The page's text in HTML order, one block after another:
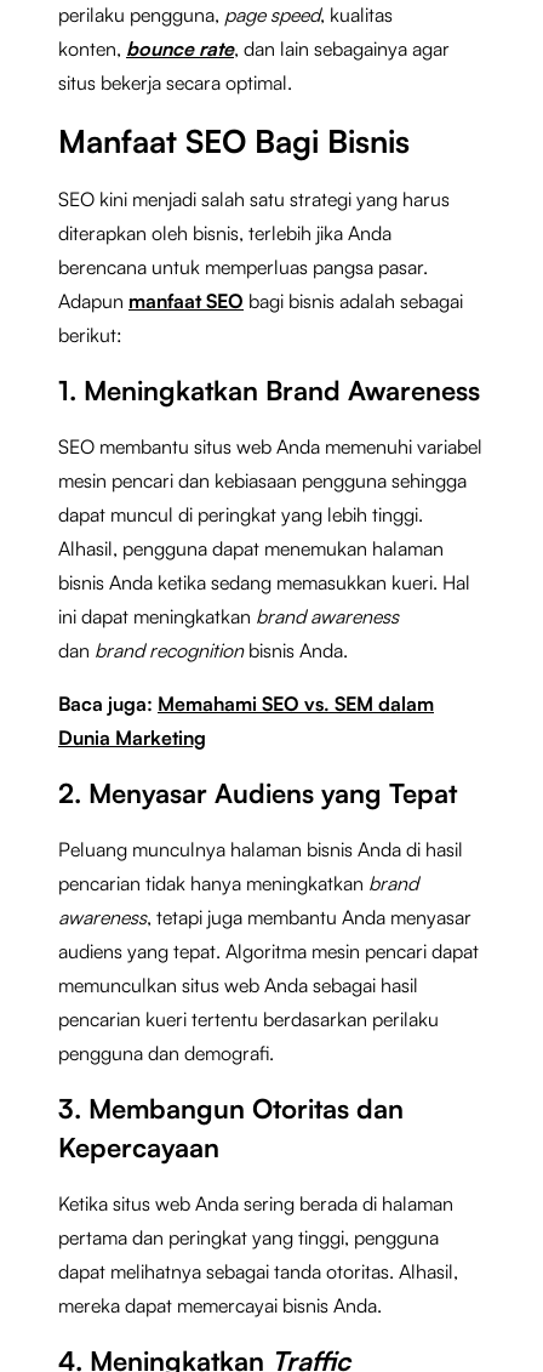
perilaku pengguna, page speed, kualitas
konten, bounce rate, dan lain sebagainya agar
situs bekerja secara optimal.
Manfaat SEO Bagi Bisnis
SEO kini menjadi salah satu strategi yang harus
diterapkan oleh bisnis, terlebih jika Anda
berencana untuk memperluas pangsa pasar.
Adapun manfaat SEO bagi bisnis adalah sebagai
berikut:
1. Meningkatkan Brand Awareness
SEO membantu situs web Anda memenuhi variabel
mesin pencari dan kebiasaan pengguna sehingga
dapat muncul di peringkat yang lebih tinggi.
Alhasil, pengguna dapat menemukan halaman
bisnis Anda ketika sedang memasukkan kueri. Hal
ini dapat meningkatkan brand awareness
dan brand recognitionbisnis Anda.
Baca juga: Memahami SEO vs. SEM dalam
Dunia Marketing
2. Menyasar Audiens yang Tepat
Peluang munculnya halaman bisnis Anda di hasil
pencarian tidak hanya meningkatkan brand
awareness, tetapi juga membantu Anda menyasar
audiens yang tepat. Algoritma mesin pencari dapat
memunculkan situs web Anda sebagai hasil
pencarian kueri tertentu berdasarkan perilaku
pengguna dan demografi.
3. Membangun Otoritas dan
Kepercayaan
Ketika situs web Anda sering berada di halaman
pertama dan peringkat yang tinggi, pengguna
dapat melihatnya sebagai tanda otoritas. Alhasil,
mereka dapat memercayai bisnis Anda.
4. Meningkatkan Traffic